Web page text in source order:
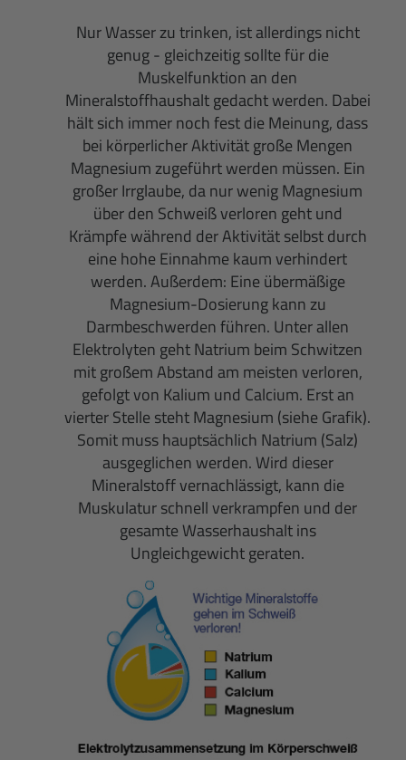
Nur Wasser zu trinken, ist allerdings nicht
genug - gleichzeitig sollte für die
Muskelfunktion an den
Mineralstoffhaushalt gedacht werden. Dabei
hält sich immer noch fest die Meinung, dass
bei körperlicher Aktivität große Mengen
Magnesium zugeführt werden müssen. Ein
großer Irrglaube, da nur wenig Magnesium
über den Schweiß verloren geht und
Krämpfe während der Aktivität selbst durch
eine hohe Einnahme kaum verhindert
werden. Außerdem: Eine übermäßige
Magnesium-Dosierung kann zu
Darmbeschwerden führen. Unter allen
Elektrolyten geht Natrium beim Schwitzen
mit großem Abstand am meisten verloren,
gefolgt von Kalium und Calcium. Erst an
vierter Stelle steht Magnesium (siehe Grafik).
Somit muss hauptsächlich Natrium (Salz)
ausgeglichen werden. Wird dieser
Mineralstoff vernachlässigt, kann die
Muskulatur schnell verkrampfen und der
gesamte Wasserhaushalt ins
Ungleichgewicht geraten.